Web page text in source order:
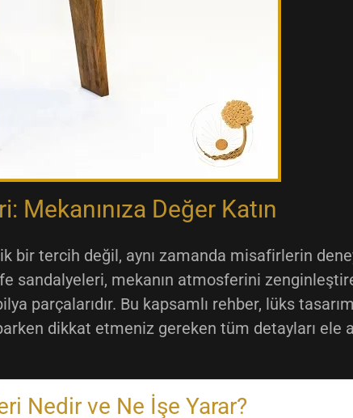
Mekanınıza Değer Katın
bir tercih değil, aynı zamanda misafirlerin
sandalyeleri, mekanın atmosferini
parçalarıdır. Bu kapsamlı rehber, lüks
dikkat etmeniz gereken tüm detayları ele
Nedir ve Ne İşe Yarar?